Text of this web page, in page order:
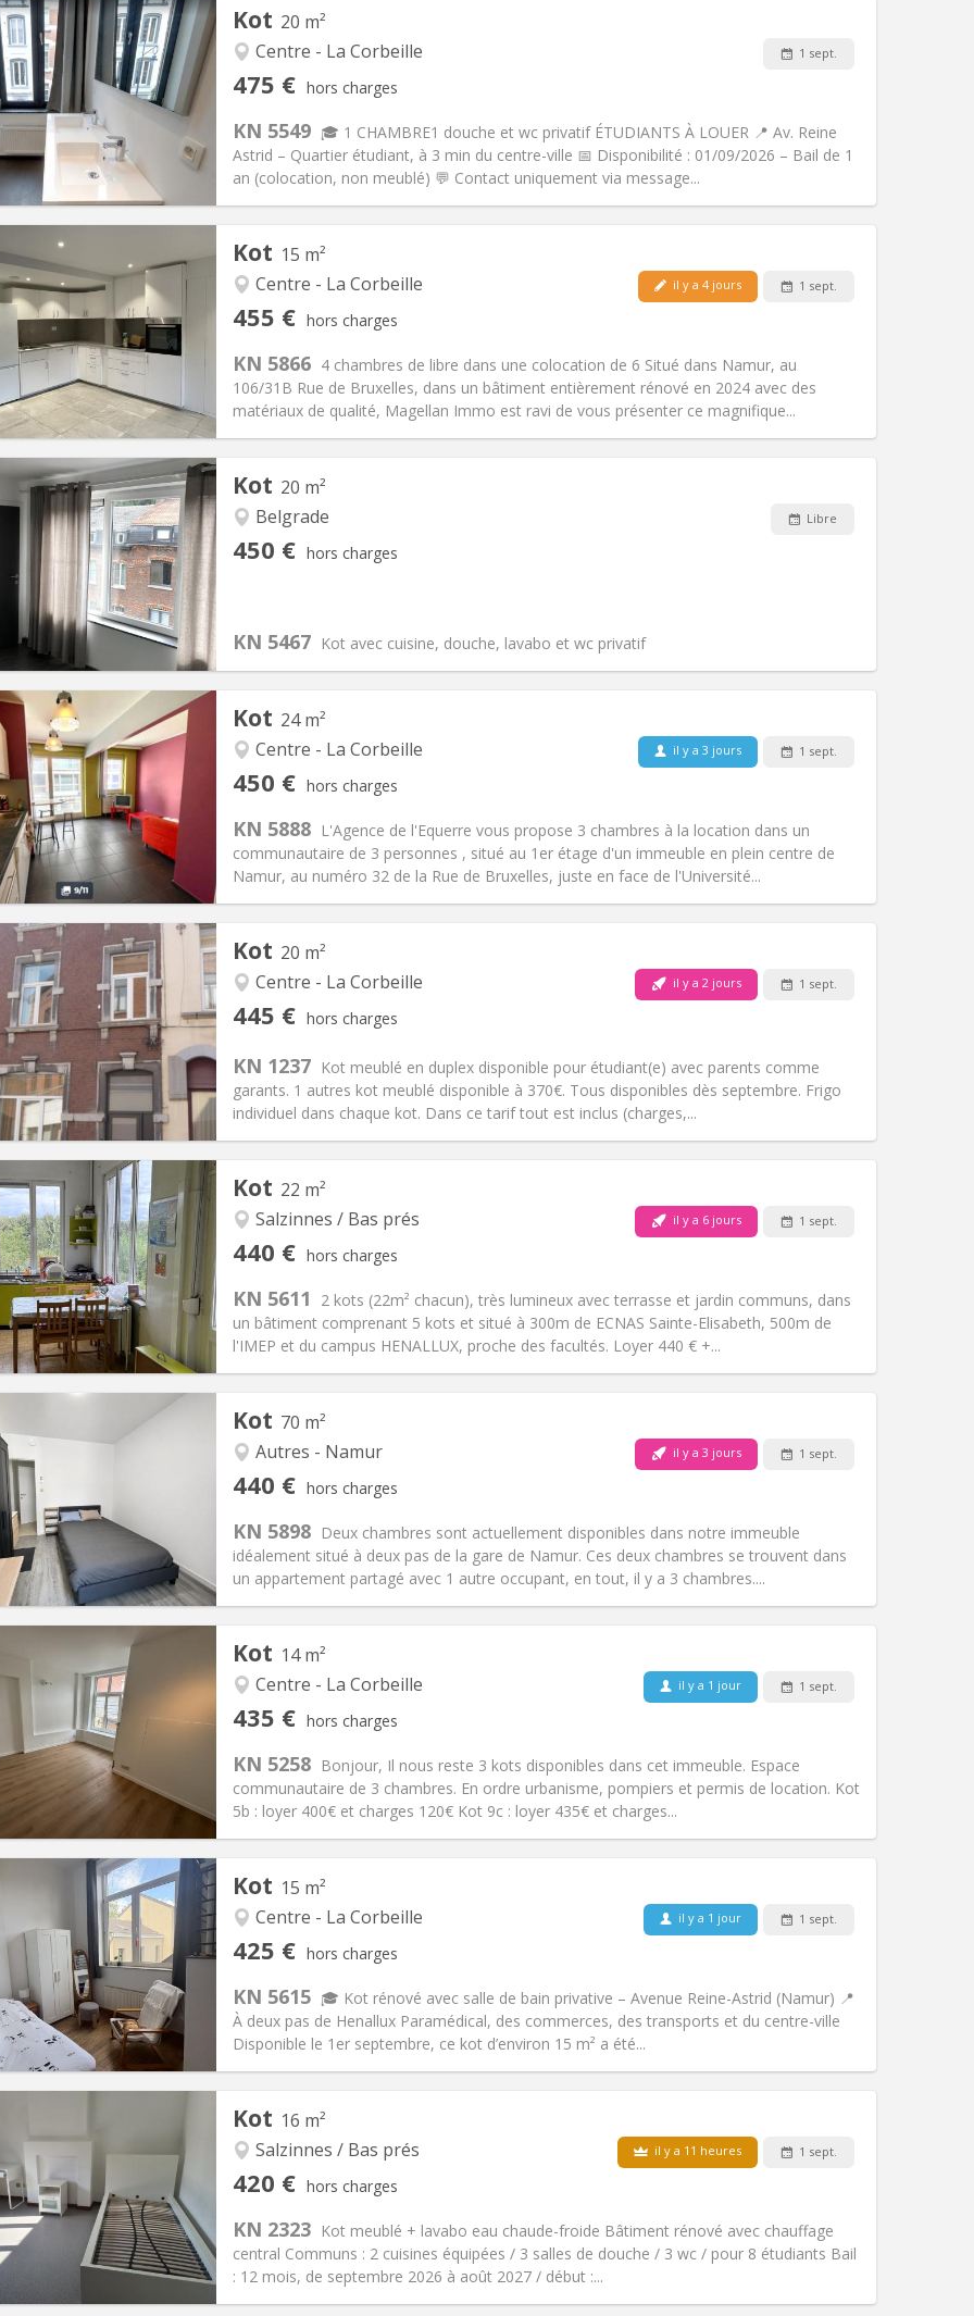
Kot 20 m²
Centre - La Corbeille
475 € hors charges
1 sept.
KN 5549 🎓 1 CHAMBRE1 douche et wc privatif ÉTUDIANTS À LOUER 📍 Av. Reine
Astrid – Quartier étudiant, à 3 min du centre-ville 📅 Disponibilité : 01/09/2026 – Bail de 1
an (colocation, non meublé) 💬 Contact uniquement via message...
475 €
95 €
mois
Sous conditions
Aménagement
Salle de bain:Commune
Superficie:20 m2
Autre
Atmosphère:Communautaire,
Kot 15 m²
Centre - La Corbeille
455 € hors charges
il y a 4 jours 1 sept.
KN 5866 4 chambres de libre dans une colocation de 6 Situé dans Namur, au
106/31B Rue de Bruxelles, dans un bâtiment entièrement rénové en 2024 avec des
matériaux de qualité, Magellan Immo est ravi de vous présenter ce magnifique...
Pratiques
€
100 €
12 mois
Acceptée
Aménagement
Salle de bain:Privée
Superficie:15 m2
Autre
Atmosphère:Studieuse, calme
Animaux de compagnie:Non
Kot 20 m²
Belgrade
450 € hors charges
Libre
KN 5467 Kot avec cuisine, douche, lavabo et wc privatif
Pratiques
450 €
40 €
12 mois
Non
Aménagement
Superficie:20 m2
Autre
Kot 24 m²
Centre - La Corbeille
450 € hors charges
il y a 3 jours 1 sept.
KN 5888 L'Agence de l'Equerre vous propose 3 chambres à la location dans un
communautaire de 3 personnes , situé au 1er étage d'un immeuble en plein centre de
Namur, au numéro 32 de la Rue de Bruxelles, juste en face de l'Université...
€
80 €
mois
Acceptée
Aménagement
Salle de bain:Commune
Superficie:24 m2
Autre
Atmosphère:Communautaire,
Non-fumeur
Animaux de compagnie:Non
Kot 20 m²
Centre - La Corbeille
445 € hors charges
il y a 2 jours 1 sept.
KN 1237 Kot meublé en duplex disponible pour étudiant(e) avec parents comme
garants. 1 autres kot meublé disponible à 370€. Tous disponibles dès septembre. Frigo
individuel dans chaque kot. Dans ce tarif tout est inclus (charges,...
€
0 €
mois
Non
Aménagement
Salle de bain:Commune
Superficie:20 m
Pièces privées:
Autre
Atmosphère:Studieuse,
Accès PMR:Non
Non-fumeur
Kot 22 m²
Salzinnes / Bas prés
440 € hors charges
il y a 6 jours 1 sept.
KN 5611
2 kots (22m² chacun), très lumineux avec terrasse et jardin communs, dans
un bâtiment comprenant 5 kots et situé à 300m de ECNAS Sainte-Elisabeth, 500m de
l'IMEP et du campus HENALLUX, proche des facultés. Loyer 440 € +...
440 €
120 €
12 mois
Acceptée
Aménagement
Salle de bain:Commune
Superficie:22 m2
Autre
Atmosphère:Studieuse, calme
Animaux de compagnie:Non
Kot 70 m²
Autres - Namur
440 € hors charges
il y a 3 jours 1 sept.
KN 5898 Deux chambres sont actuellement disponibles dans notre immeuble
idéalement situé à deux pas de la gare de Namur. Ces deux chambres se trouvent dans
un appartement partagé avec 1 autre occupant, en tout, il y a 3 chambres....
440 €
100 €
mois
Aménagement
Salle de bain:Commune
Superficie:70 m2
Autre
Atmosphère: Chaleureuse
Animaux de compagnie:Non
Kot 14 m²
Centre - La Corbeille
435 € hors charges
il y a 1 jour 1 sept.
KN 5258 Bonjour, Il nous reste 3 kots disponibles dans cet immeuble. Espace
communautaire de 3 chambres. En ordre urbanisme, pompiers et permis de location. Kot
5b : loyer 400€ et charges 120€ Kot 9c : loyer 435€ et charges...
435 €
120 €
12 mois
Acceptée
Aménagement
Salle de bain:Commune
Superficie:14 m2
Autre
Atmosphère:Communautaire,
Non-fumeur
Animaux de compagnie:Non
Kot 15 m²
Centre - La Corbeille
425 € hors charges
il y a 1 jour 1 sept.
KN 5615 🎓 Kot rénové avec salle de bain privative – Avenue Reine-Astrid (Namur) 📍
À deux pas de Henallux Paramédical, des commerces, des transports et du centre-ville
Disponible le 1er septembre, ce kot d’environ 15 m² a été...
€
120 €
12 mois
Acceptée
Aménagement
Salle de bain: Privée
Superficie:15 m2
Autre
Atmosphère:Studieuse,
Non
Non-fumeur
Kot 16 m²
Salzinnes / Bas prés
420 € hors charges
il y a 11 heures 1 sept.
KN 2323 Kot meublé + lavabo eau chaude-froide Bâtiment rénové avec chauffage
central Communs : 2 cuisines équipées / 3 salles de douche / 3 wc / pour 8 étudiants Bail
: 12 mois, de septembre 2026 à août 2027 / début :...
€
0 €
mois
Aménagement
Salle de bain:Commune
Superficie:16 m2
Autre
Atmosphère:Calme, studieuse
Animaux de compagnie:Non